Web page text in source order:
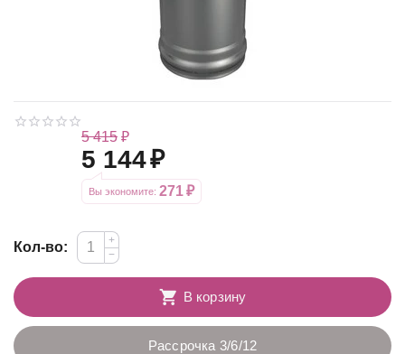
5 415 ₽
5 144₽
Вы экономите: 271₽
Кол-во:
+
−
В корзину
Рассрочка 3/6/12